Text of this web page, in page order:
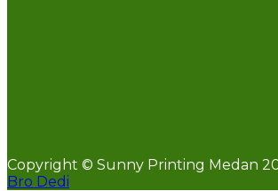
Copyright © Sunny Printing Medan
Bro Dedi